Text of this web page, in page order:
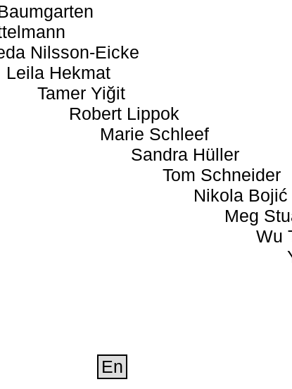
Nilsson-Eicke
Leila Hekmat
Tamer Yiğit
Robert Lippok
Marie Schleef
Sandra Hüller
Tom Schneider
Nikola Bojić
Meg
Wu
En